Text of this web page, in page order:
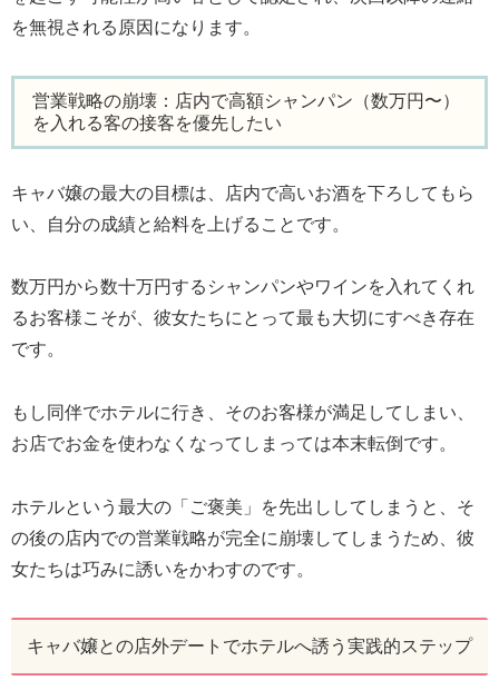
を無視される原因になります。
営業戦略の崩壊：店内で高額シャンパン（数万円〜）
を入れる客の接客を優先したい
キャバ嬢の最大の目標は、店内で高いお酒を下ろしてもら
い、自分の成績と給料を上げることです。
数万円から数十万円するシャンパンやワインを入れてくれ
るお客様こそが、彼女たちにとって最も大切にすべき存在
です。
もし同伴でホテルに行き、そのお客様が満足してしまい、
お店でお金を使わなくなってしまっては本末転倒です。
ホテルという最大の「ご褒美」を先出ししてしまうと、そ
の後の店内での営業戦略が完全に崩壊してしまうため、彼
女たちは巧みに誘いをかわすのです。
キャバ嬢との店外デートでホテルへ誘う実践的ステップ